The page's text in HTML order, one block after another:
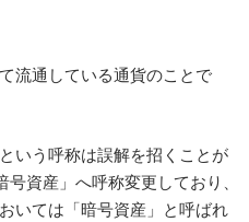
流通している通貨のことで
いう呼称は誤解を招くことが
資産」へ呼称変更しており、
いては「暗号資産」と呼ばれ